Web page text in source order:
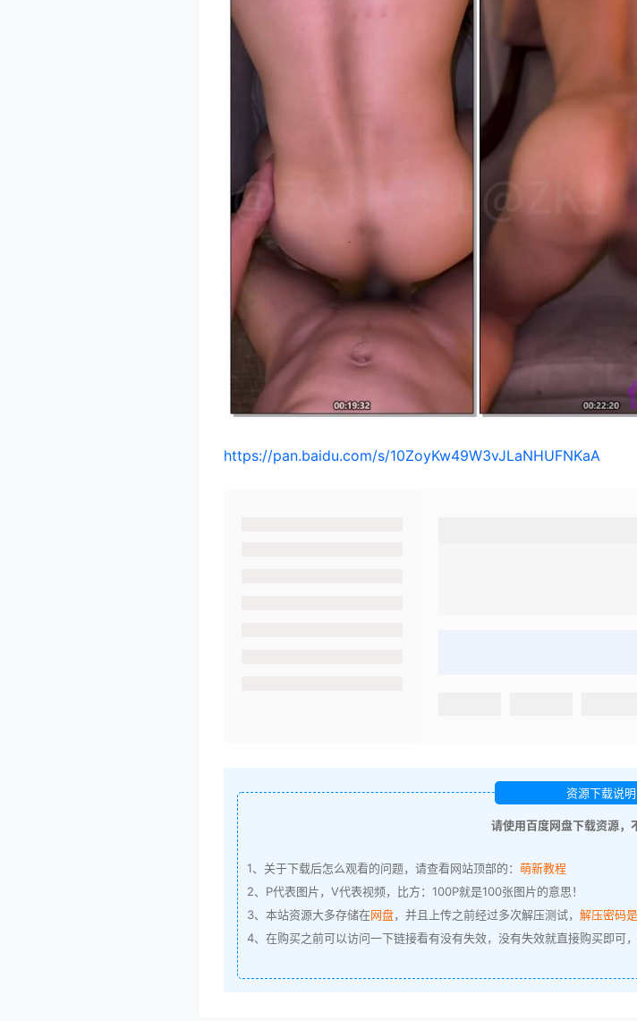
https://pan.baidu.com/s/10ZoyKw49W3vJLaNHUFNKaA
资源下载说明
请使用百度网盘下载资源，
1、关于下载后怎么观看的问题，请查看网站顶部的： 萌新教程
2、P代表图片，V代表视频，比方：100P就是100张图片的意思！
3、本站资源大多存储在网盘，并且上传之前经过多次解压测试， 解压密码
4、在购买之前可以访问一下链接看有没有失效，没有失效就直接购买即可